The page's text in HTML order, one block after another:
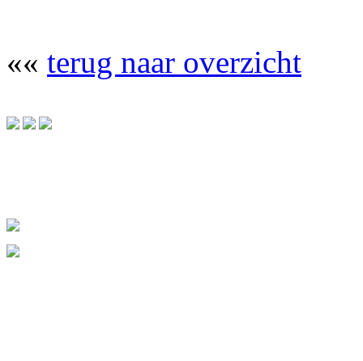
«« terug naar overzicht